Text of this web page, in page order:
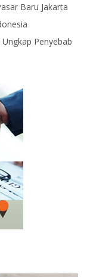
Baru Jakarta
Penyebab